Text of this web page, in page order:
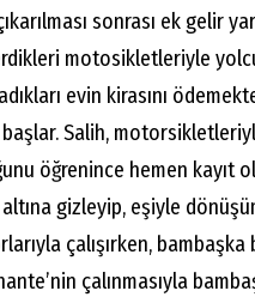
sonrası ek gelir
motosikletleriyle
evin kirasını
Salih,
öğrenince hemen kayıt
gizleyip, eşiyle
çalışırken,
çalınmasıyla